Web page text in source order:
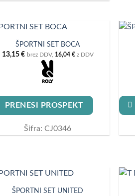
ŠPORTNI SET BOCA
13,15 € brez DDV, 16,04 €z DDV
PRENESI PROSPEKT
Šifra: CJ0346
ŠPORTNI SET UNITED